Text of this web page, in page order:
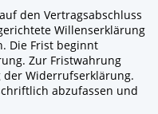
den Vertragsabschluss
Willenserklärung
Die Frist beginnt
Zur Fristwahrung
Widerrufserklärung.
abzufassen und